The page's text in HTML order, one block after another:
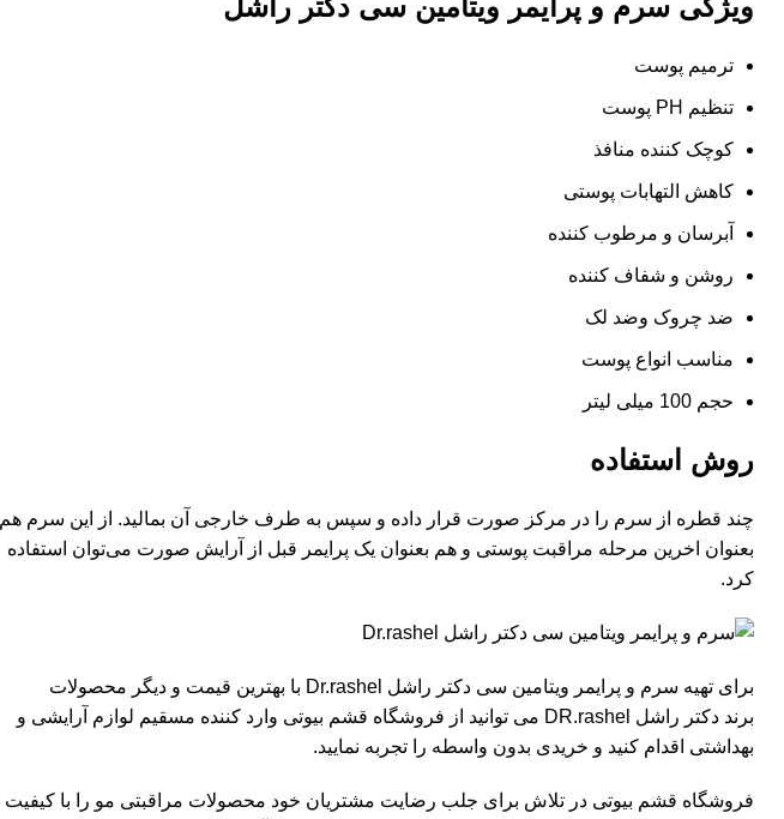
ویژگی سرم و پرایمر ویتامین سی دکتر راشل
ترمیم پوست
تنظیم PH پوست
کوچک کننده منافذ
کاهش التهابات پوستی
آبرسان و مرطوب کننده
روشن و شفاف کننده
ضد چروک وضد لک
مناسب انواع پوست
حجم 100 میلی لیتر
روش استفاده
چند قطره از سرم را در مرکز صورت قرار داده و سپس به طرف خارجی آن بمالید. از این سرم هم
بعنوان اخرین مرحله مراقبت پوستی و هم بعنوان یک پرایمر قبل از آرایش صورت می‌توان استفاده
کرد.
برای تهیه سرم و پرایمر ویتامین سی دکتر راشل Dr.rashel با بهترین قیمت و دیگر محصولات
برند دکتر راشل DR.rashel می توانید از فروشگاه قشم بیوتی وارد کننده مسقیم لوازم آرایشی و
بهداشتی اقدام کنید و خریدی بدون واسطه را تجربه نمایید.
فروشگاه قشم بیوتی در تلاش برای جلب رضایت مشتریان خود محصولات مراقبتی مو را با کیفیت